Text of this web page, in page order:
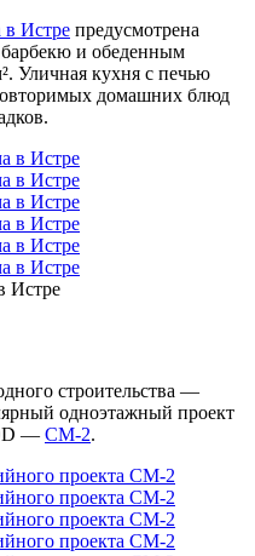
в Истре предусмотрена
барбекю и обеденным
Уличная кухня с печью
домашних блюд
Истре
строительства —
одноэтажный проект
— СМ-2.